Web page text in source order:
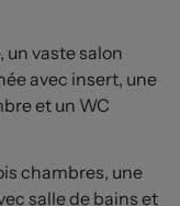
un vaste salon
avec insert, une
et un WC
chambres, une
salle de bains et